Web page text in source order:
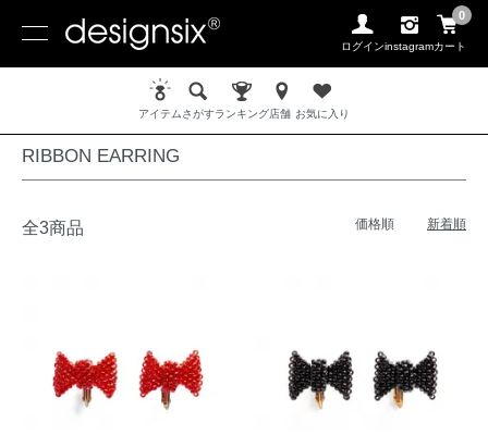
ログインinstagram
0
カート
アイテムさがすランキング店舗 お気に入り
EARRING / イヤリング RIBBON EARRING
RIBBON EARRING
全3商品 価格順 新着順